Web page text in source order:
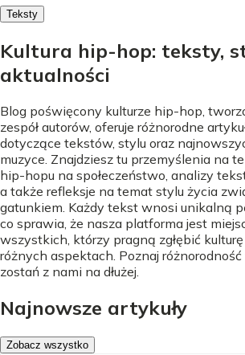
Teksty
Kultura hip-hop: teksty,
aktualności
Blog poświęcony kulturze hip-hop,
zespół autorów, oferuje różnorodne
dotyczące tekstów, stylu oraz
muzyce. Znajdziesz tu przemyślenia na
hip-hopu na społeczeństwo, analizy
a także refleksje na temat stylu życia
gatunkiem. Każdy tekst wnosi unikalną
co sprawia, że nasza platforma jest
wszystkich, którzy pragną zgłębić
różnych aspektach. Poznaj
zostań z nami na dłużej.
Najnowsze artykuły
Zobacz wszystko